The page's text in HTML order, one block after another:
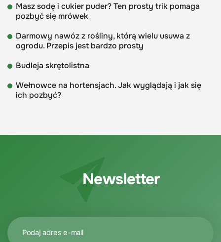
Masz sodę i cukier puder? Ten prosty trik pomaga
pozbyć się mrówek
Darmowy nawóz z rośliny, którą wielu usuwa z
ogrodu. Przepis jest bardzo prosty
Budleja skrętolistna
Wełnowce na hortensjach. Jak wyglądają i jak się
ich pozbyć?
Newsletter